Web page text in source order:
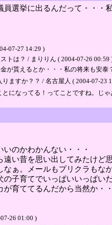
選挙に出るんだって・・・
07-27 14:29 )
は？ / まりりん ( 2004-07-26 00:59
貰えるとか・・・私の将来も安泰
ますか？？ / 名古屋人 ( 2004-07-23
になってる！ってことですね。じ
のかわかんない・・・
い昔を思い出してみたけど
ぁ。メールもプリクラもな
子育てでいっぱいいっぱいだ
育ててるんだから当然か・
26 01:00 )